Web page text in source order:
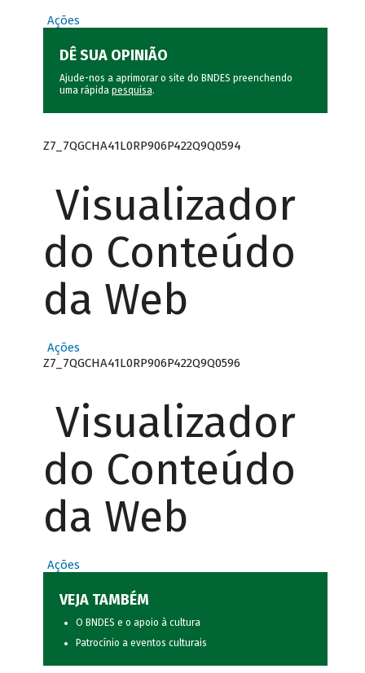
Ações
DÊ SUA OPINIÃO
Ajude-nos a aprimorar o site do BNDES preenchendo
uma rápida pesquisa.
Z7_7QGCHA41L0RP906P422Q9Q0594
Visualizador
do Conteúdo
da Web
Ações
Z7_7QGCHA41L0RP906P422Q9Q0596
Visualizador
do Conteúdo
da Web
Ações
VEJA TAMBÉM
O BNDES e o apoio à cultura
Patrocínio a eventos culturais